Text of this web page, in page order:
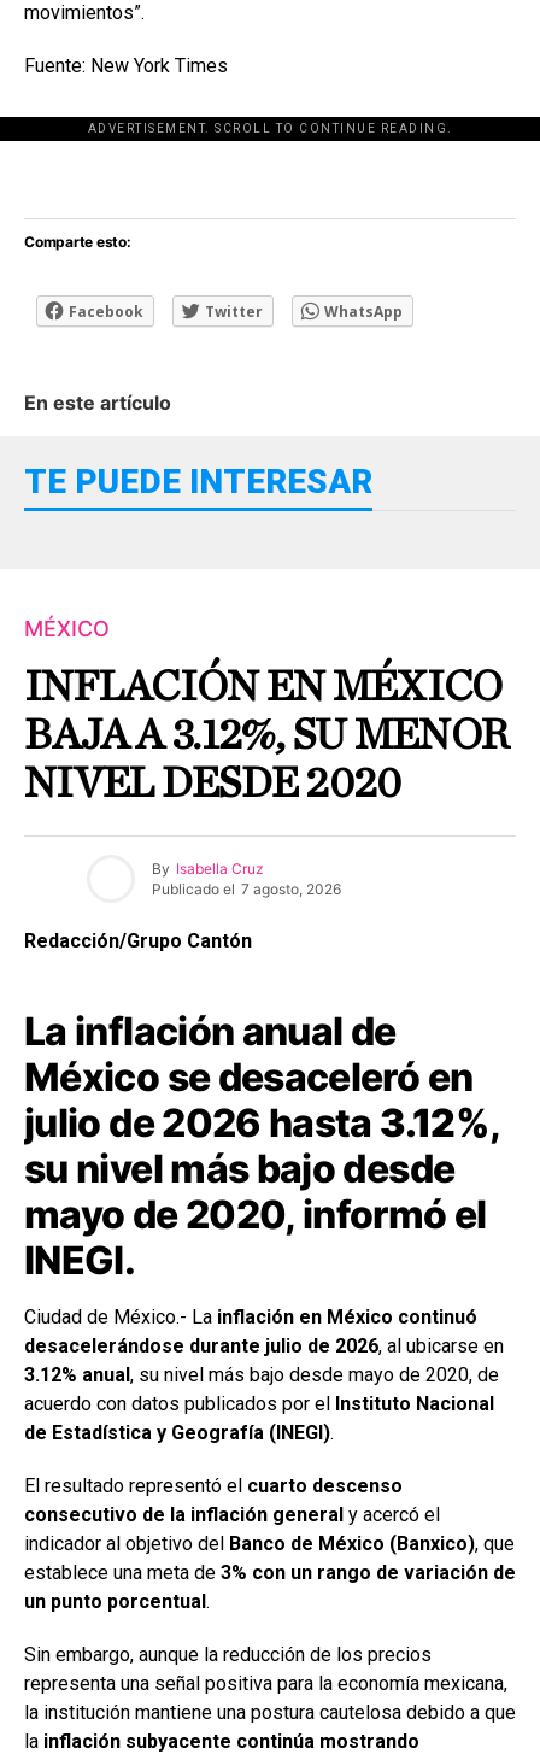
movimientos”.
Fuente: New York Times
ADVERTISEMENT. SCROLL TO CONTINUE READING.
[adsforwp id="243463"]
Comparte esto:
Facebook Twitter WhatsApp
En este artículo
TE PUEDE INTERESAR
MÉXICO
INFLACIÓN EN MÉXICO
BAJA A 3.12%, SU MENOR
NIVEL DESDE 2020
By Isabella Cruz
Publicado el 7 agosto, 2026
Redacción/Grupo Cantón
La inflación anual de
México se desaceleró en
julio de 2026 hasta 3.12%,
su nivel más bajo desde
mayo de 2020, informó el
INEGI.
Ciudad de México.- La inflación en México continuó
desacelerándose durante julio de 2026, al ubicarse en
3.12% anual, su nivel más bajo desde mayo de 2020, de
acuerdo con datos publicados por el Instituto Nacional
de Estadística y Geografía (INEGI).
El resultado representó el cuarto descenso
consecutivo de la inflación general y acercó el
indicador al objetivo del Banco de México (Banxico), que
establece una meta de 3% con un rango de variación de
un punto porcentual.
Sin embargo, aunque la reducción de los precios
representa una señal positiva para la economía mexicana,
la institución mantiene una postura cautelosa debido a que
la inflación subyacente continúa mostrando